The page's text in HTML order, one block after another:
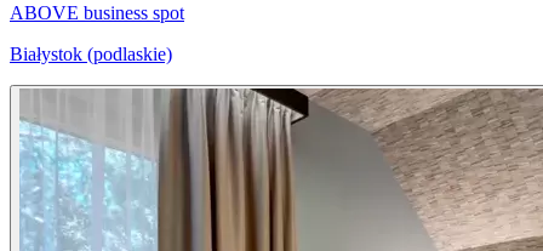
ABOVE business spot
Białystok (podlaskie)